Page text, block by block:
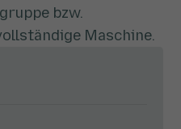
bzw.
Maschine.